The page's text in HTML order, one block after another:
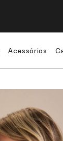
Acessórios